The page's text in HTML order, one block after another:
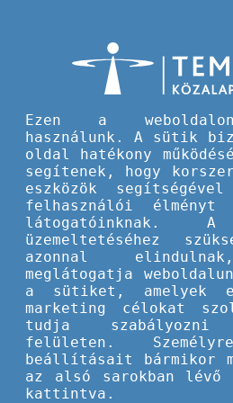
Aktuális
...
Kategóriák
Fiataloknak ajánljuk
Nemzetközi élmények
Ezen a
használunk. A sütik
oldal hatékony
segítenek, hogy
eszközök
felhasználói élményt
látogatóinknak. A
üzemeltetéséhez
azonnal
meglátogatja
a sütiket, amelyek
marketing célokat
tudja
felületen.
beállításait bármikor
az alsó sarokban
kattintva.